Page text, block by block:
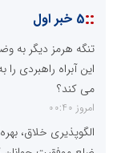
::5 خبر اول
تنگه هرمز دیگر به
این آبراه راهبردی
می کند؟
امروز 00:40
الگوپذیری خلاق،